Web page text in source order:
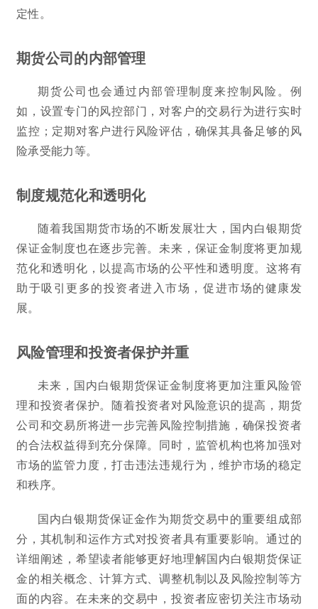
定性。
期货公司的内部管理
期货公司也会通过内部管理制度来控制风险。例
如，设置专门的风控部门，对客户的交易行为进行实时
监控；定期对客户进行风险评估，确保其具备足够的风
险承受能力等。
制度规范化和透明化
随着我国期货市场的不断发展壮大，国内白银期货
保证金制度也在逐步完善。未来，保证金制度将更加规
范化和透明化，以提高市场的公平性和透明度。这将有
助于吸引更多的投资者进入市场，促进市场的健康发
展。
风险管理和投资者保护并重
未来，国内白银期货保证金制度将更加注重风险管
理和投资者保护。随着投资者对风险意识的提高，期货
公司和交易所将进一步完善风险控制措施，确保投资者
的合法权益得到充分保障。同时，监管机构也将加强对
市场的监管力度，打击违法违规行为，维护市场的稳定
和秩序。
国内白银期货保证金作为期货交易中的重要组成部
分，其机制和运作方式对投资者具有重要影响。通过的
详细阐述，希望读者能够更好地理解国内白银期货保证
金的相关概念、计算方式、调整机制以及风险控制等方
面的内容。在未来的交易中，投资者应密切关注市场动